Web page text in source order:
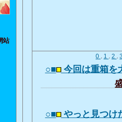
站
0 . 1 . 2 .
○■ 今回は重箱
○■ やっと見つ